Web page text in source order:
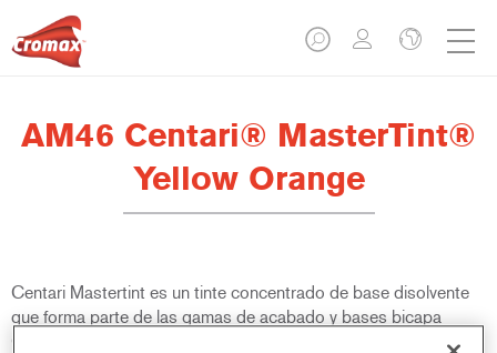
AM46 Centari® MasterTint®
Yellow Orange
Centari Mastertint es un tinte concentrado de base disolvente
que forma parte de las gamas de acabado y bases bicapa
Centari.